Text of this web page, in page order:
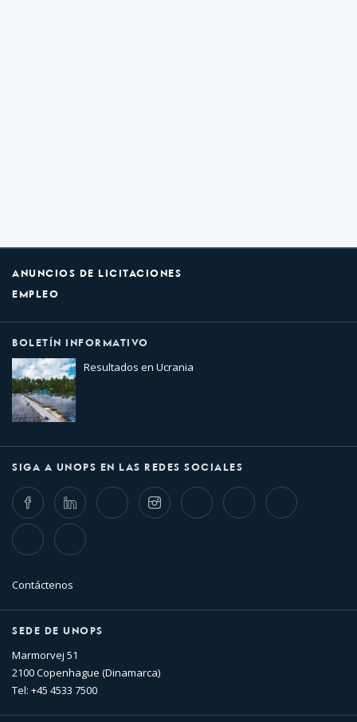
ANUNCIOS DE LICITACIONES
EMPLEO
BOLETÍN INFORMATIVO
Resultados en Ucrania
SIGA A UNOPS EN LAS REDES SOCIALES
FacebookLinkedIn Twitter InstagramWhatsappBluesky Threads
TikTok Flickr
Contáctenos
SEDE DE UNOPS
Marmorvej 51
2100 Copenhague (Dinamarca)
Tel: +45 4533 7500